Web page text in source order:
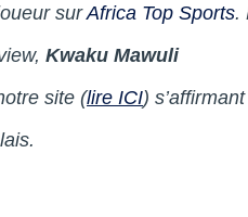
surAfrica Top Sports.
Kwaku Mawuli
site (lire ICI)